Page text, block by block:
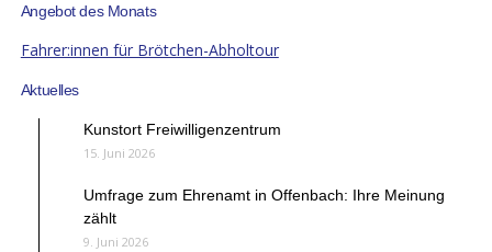
Angebot des Monats
Fahrer:innen für Brötchen-Abholtour
Aktuelles
Kunstort Freiwilligenzentrum
15. Juni 2026
Umfrage zum Ehrenamt in Offenbach: Ihre Meinung
zählt
9. Juni 2026